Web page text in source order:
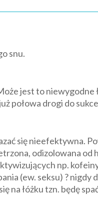
snu.
jest to niewygodne
połowa drogi do
się nieefektywna.
odizolowana od
np.
(ew. seksu) ? nigdy
na łóżku tzn. będę